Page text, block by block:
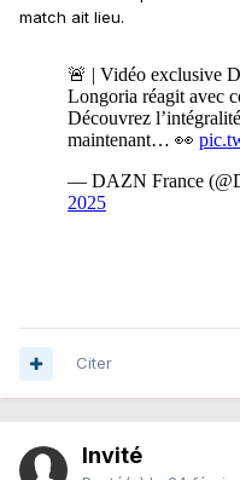
match ait lieu.
Citer
Invité